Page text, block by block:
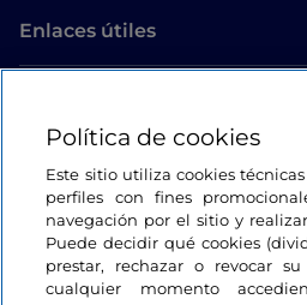
Enlaces útiles
Estamos en contacto
Política de cookies
Este sitio utiliza cookies
perfiles con fines
navegación por el sitio y
Puede decidir qué cookies
prestar, rechazar o revocar
cualquier momento